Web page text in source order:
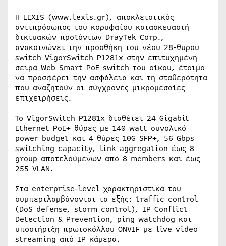
Η LEXIS (www.lexis.gr), αποκλειστικός
αντιπρόσωπος του κορυφαίου κατασκευαστή
δικτυακών προϊόντων DrayTek Corp.,
ανακοινώνει την προσθήκη του νέου 28-θυρου
switch VigorSwitch P1281x στην επιτυχημένη
σειρά Web Smart PoE switch του οίκου, έτοιμο
να προσφέρει την ασφάλεια και τη σταθερότητα
που αναζητούν οι σύγχρονες μικρομεσαίες
επιχειρήσεις.
Το VigorSwitch P1281x διαθέτει 24 Gigabit
Ethernet PoE+ θύρες με 140 watt συνολικό
power budget και 4 θύρες 10G SFP+, 56 Gbps
switching capacity, link aggregation έως 8
group αποτελούμενων από 8 members και έως
255 VLAN.
Στα enterprise-level χαρακτηριστικά του
συμπεριλαμβάνονται τα εξής: traffic control
(DoS defense, storm control), IP Conflict
Detection & Prevention, ping watchdog και
υποστήριξη πρωτοκόλλου ONVIF με live video
streaming από IP κάμερα.